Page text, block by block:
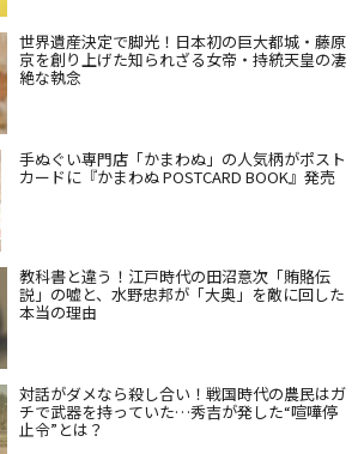
世界遺産決定で脚光！日本初の巨大都城・藤原
京を創り上げた知られざる女帝・持統天皇の凄
絶な執念
手ぬぐい専門店「かまわぬ」の人気柄がポスト
カードに『かまわぬ POSTCARD BOOK』発売
教科書と違う！江戸時代の田沼意次「賄賂伝
説」の嘘と、水野忠邦が「大奥」を敵に回した
本当の理由
対話がダメなら殺し合い！戦国時代の農民はガ
チで武器を持っていた…秀吉が発した“喧嘩停
止令”とは？